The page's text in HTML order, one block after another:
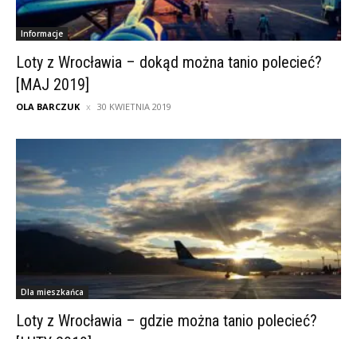
Informacje
Loty z Wrocławia – dokąd można tanio polecieć?
[MAJ 2019]
OLA BARCZUK 30 KWIETNIA 2019
Dla mieszkańca
Loty z Wrocławia – gdzie można tanio polecieć?